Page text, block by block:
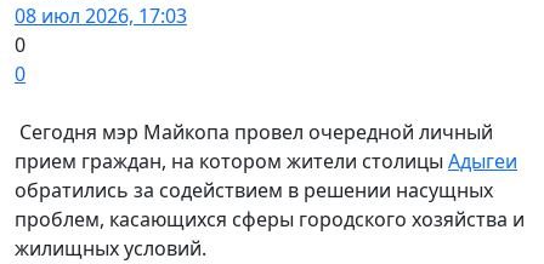
08 июл 2026, 17:03
0
0
Сегодня мэр Майкопа провел очередной личный
прием граждан, на котором жители столицы Адыгеи
обратились за содействием в решении насущных
проблем, касающихся сферы городского хозяйства и
жилищных условий.